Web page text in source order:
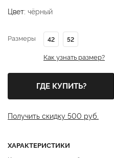
Цвет: чёрный
Размеры 42 52
Как узнать размер?
ГДЕ КУПИТЬ?
Получить скидку 500 руб.
ХАРАКТЕРИСТИКИ